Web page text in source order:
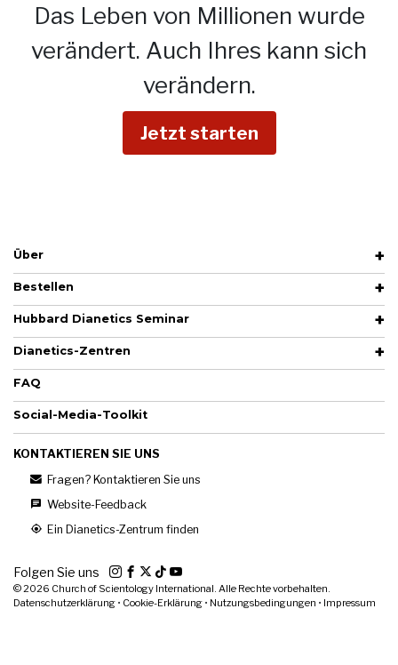
Das Leben von Millionen wurde
verändert. Auch Ihres kann sich
verändern.
Jetzt starten
Über
Bestellen
Hubbard Dianetics Seminar
Dianetics-Zentren
FAQ
Social-Media-Toolkit
KONTAKTIEREN SIE UNS
Fragen? Kontaktieren Sie uns
Website-Feedback
Ein Dianetics-Zentrum finden
Folgen Sie uns
© 2026 Church of Scientology International. Alle Rechte vorbehalten.
Datenschutzerklärung • Cookie-Erklärung • Nutzungsbedingungen • Impressum